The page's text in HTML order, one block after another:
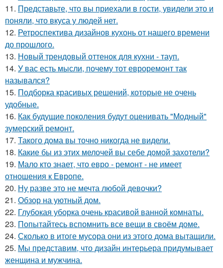
11. Представьте, что вы приехали в гости, увидели это и
поняли, что вкуса у людей нет.
12. Ретроспектива дизайнов кухонь от нашего времени
до прошлого.
13. Новый трендовый оттенок для кухни - тауп.
14. У вас есть мысли, почему тот евроремонт так
назывался?
15. Подборка красивых решений, которые не очень
удобные.
16. Как будущие поколения будут оценивать "Модный"
зумерский ремонт.
17. Такого дома вы точно никогда не видели.
18. Какие бы из этих мелочей вы себе домой захотели?
19. Мало кто знает, что евро - ремонт - не имеет
отношения к Европе.
20. Ну разве это не мечта любой девочки?
21. Обзор на уютный дом.
22. Глубокая уборка очень красивой ванной комнаты.
23. Попытайтесь вспомнить все вещи в своём доме.
24. Сколько в итоге мусора они из этого дома вытащили.
25. Мы представим, что дизайн интерьера придумывает
женщина и мужчина.